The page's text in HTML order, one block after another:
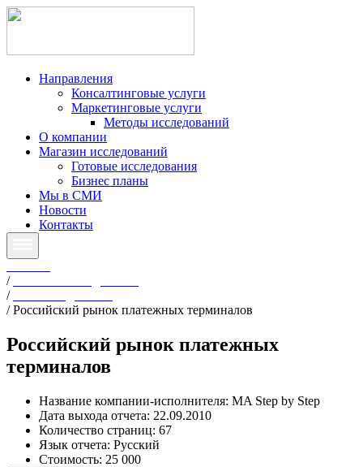
Направления
Консалтинговые услуги
Маркетинговые услуги
Методы исследований
О компании
Магазин исследований
Готовые исследования
Бизнес планы
Мы в СМИ
Новости
Контакты
/
/
/Российский рынок платежных терминалов
Российский рынок платежных
терминалов
Название компании-исполнителя: MA Step by Step
Дата выхода отчета: 22.09.2010
Количество страниц: 67
Язык отчета: Русский
Стоимость: 25 000